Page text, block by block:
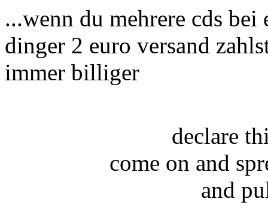
...wenn du mehrere cds
dinger 2 euro versand
immer billiger
declare
come on and
and